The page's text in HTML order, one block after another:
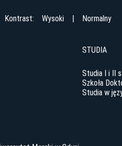
Kontrast: Wysoki Normalny
STUDIA
Studia I i II
Szkoła
Studia w